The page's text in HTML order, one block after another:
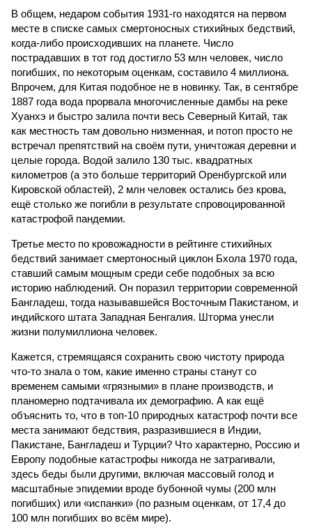
В общем, недаром события 1931-го находятся на первом
месте в списке самых смертоносных стихийных бедствий,
когда-либо происходивших на планете. Число
пострадавших в тот год достигло 53 млн человек, число
погибших, по некоторым оценкам, составило 4 миллиона.
Впрочем, для Китая подобное не в новинку. Так, в сентябре
1887 года вода прорвала многочисленные дамбы на реке
Хуанхэ и быстро залила почти весь Северный Китай, так
как местность там довольно низменная, и потоп просто не
встречал препятствий на своём пути, уничтожая деревни и
целые города. Водой залило 130 тыс. квадратных
километров (а это больше территорий Оренбургской или
Кировской областей), 2 млн человек остались без крова,
ещё столько же погибли в результате спровоцированной
катастрофой пандемии.
Третье место по кровожадности в рейтинге стихийных
бедствий занимает смертоносный циклон Бхола 1970 года,
ставший самым мощным среди себе подобных за всю
историю наблюдений. Он поразил территории современной
Бангладеш, тогда называвшейся Восточным Пакистаном, и
индийского штата Западная Бенгалия. Шторма унесли
жизни полумиллиона человек.
Кажется, стремящаяся сохранить свою чистоту природа
что-то знала о том, какие именно страны станут со
временем самыми «грязными» в плане производств, и
планомерно подтачивала их демографию. А как ещё
объяснить то, что в топ-10 природных катастроф почти все
места занимают бедствия, разразившиеся в Индии,
Пакистане, Бангладеш и Турции? Что характерно, Россию и
Европу подобные катастрофы никогда не затрагивали,
здесь беды были другими, включая массовый голод и
масштабные эпидемии вроде бубонной чумы (200 млн
погибших) или «испанки» (по разным оценкам, от 17,4 до
100 млн погибших во всём мире).